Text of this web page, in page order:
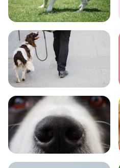
トレーニング
おでかけ
エンタメ